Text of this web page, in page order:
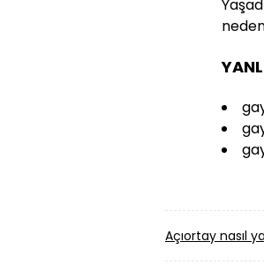
Açıortay nasıl